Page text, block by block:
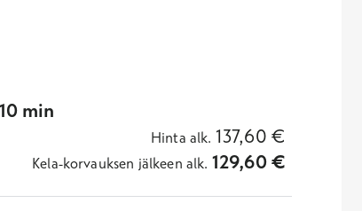
min
Hinta alk. 137,60 €
Kela-korvauksen jälkeen alk. 129,60€